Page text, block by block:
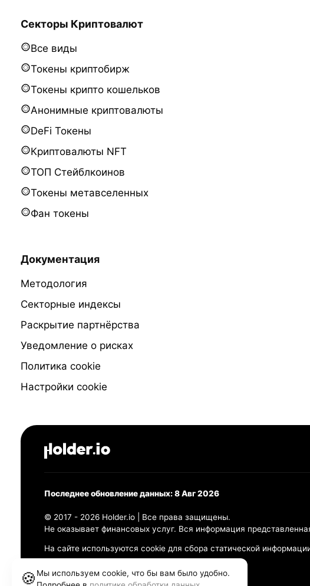
Секторы Криптовалют
Все виды
Токены криптобирж
Токены крипто кошельков
Анонимные криптовалюты
DeFi Токены
Криптовалюты NFT
ТОП Стейблкоинов
Токены метавселенных
Фан токены
Документация
Методология
Секторные индексы
Раскрытие партнёрства
Уведомление о рисках
Политика cookie
Настройки cookie
Последнее обновление данных: 8 Авг 2026
© 2017 - 2026 Holder.io | Все права защищены.
Не оказывает финансовых услуг. Вся информация
На сайте используются cookie для сбора статической
Политика конфиденциальности
Правила использования
🍪 Мы используем cookie, что бы вам было удобно.